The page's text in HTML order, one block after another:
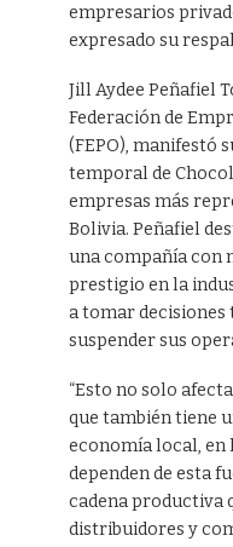
empresarios
expresado su
Jill Aydee Peñafiel
Federación de
(FEPO), manifestó
temporal de
empresas más
Bolivia. Peñafiel
una compañía con
prestigio en la
a tomar decisiones
suspender sus
“Esto no solo
que también tiene
economía local, en
dependen de esta
cadena productiva
distribuidores y